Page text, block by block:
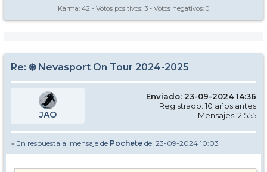
Karma: 42 - Votos positivos: 3 - Votos negativos: 0
Re: ❄️ Nevasport On Tour 2024-2025
JAO
Enviado: 23-09-2024 14:36
Registrado: 10 años antes
Mensajes: 2.555
» En respuesta al mensaje de Pochete del 23-09-2024 10:03